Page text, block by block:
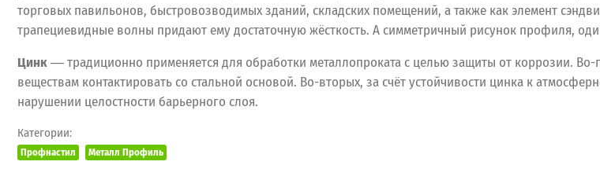
торговых павильонов, быстровозводимых зданий, складских помещений, а также как элемент
трапециевидные волны придают ему достаточную жёсткость. А симметричный рисунок профиля,
Цинк― традиционно применяется для обработки металлопроката с целью защиты от коррозии.
веществам контактировать со стальной основой. Во-вторых, за счёт устойчивости цинка к
нарушении целостности барьерного слоя.
Категории:
Профнастил Металл Профиль